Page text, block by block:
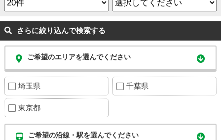
さらに絞り込んで検索する
ご希望のエリアを選んでください
埼玉県 千葉県
東京都
ご希望の沿線・駅を選んでください